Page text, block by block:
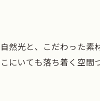
然光と、こだわった素
にいても落ち着く空